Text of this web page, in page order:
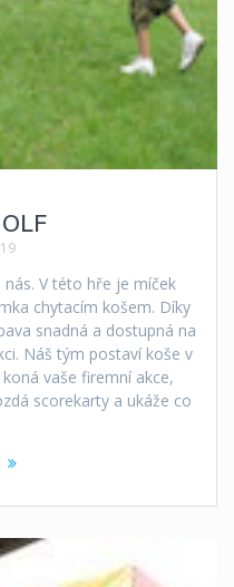
V této hře je míček
chytacím košem. Díky
snadná a dostupná na
Náš tým postaví koše v
vaše firemní akce,
scorekarty a ukáže co